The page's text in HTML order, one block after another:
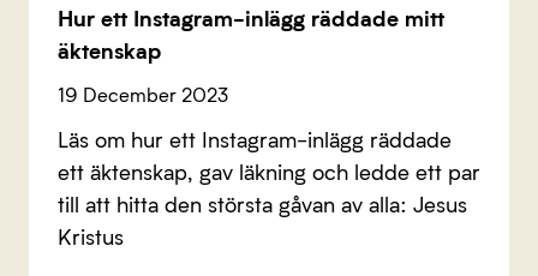
Hur ett Instagram-inlägg räddade mitt
äktenskap
19 December 2023
Läs om hur ett Instagram-inlägg räddade
ett äktenskap, gav läkning och ledde ett par
till att hitta den största gåvan av alla: Jesus
Kristus